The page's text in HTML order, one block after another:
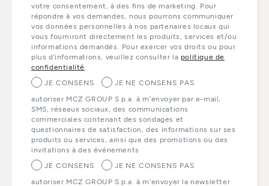
votre consentement, à des fins de marketing. Pour
répondre à vos demandes, nous pourrons communiquer
vos données personnelles à nos partenaires locaux qui
vous fourniront directement les produits, services et/ou
informations demandés. Pour exercer vos droits ou pour
plus d’informations, veuillez consulter la politique de
confidentialité
JE CONSENS
JE NE CONSENS PAS
autoriser MCZ GROUP S.p.a. à m’envoyer par e-mail,
SMS, réseaux sociaux, des communications
commerciales contenant des sondages et
questionnaires de satisfaction, des informations sur ses
produits ou services, ainsi que des promotions ou des
invitations à des événements
JE CONSENS
JE NE CONSENS PAS
autoriser MCZ GROUP S.p.a. à m’envoyer la newsletter